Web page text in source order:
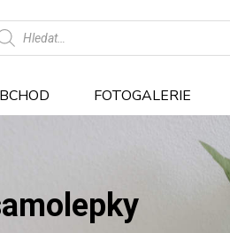
FOTOGALERIE